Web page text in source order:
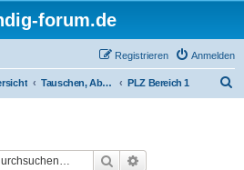
forum.de
Anmelden
Registrieren
Tauschen, Abholen, Zustellen, Treff's PLZ Bereich 1
Suche